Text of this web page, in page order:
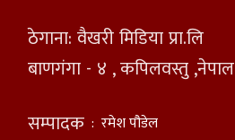
ठेगाना: वैखरी मिडिया प्रा.लि
बाणगंगा - ४ , कपिलवस्तु ,नेपाल
सम्पादक : रमेश पौडेल